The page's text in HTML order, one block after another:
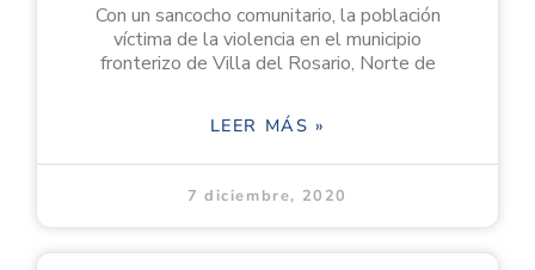
Con un sancocho comunitario, la población
víctima de la violencia en el municipio
fronterizo de Villa del Rosario, Norte de
LEER MÁS »
7 diciembre, 2020